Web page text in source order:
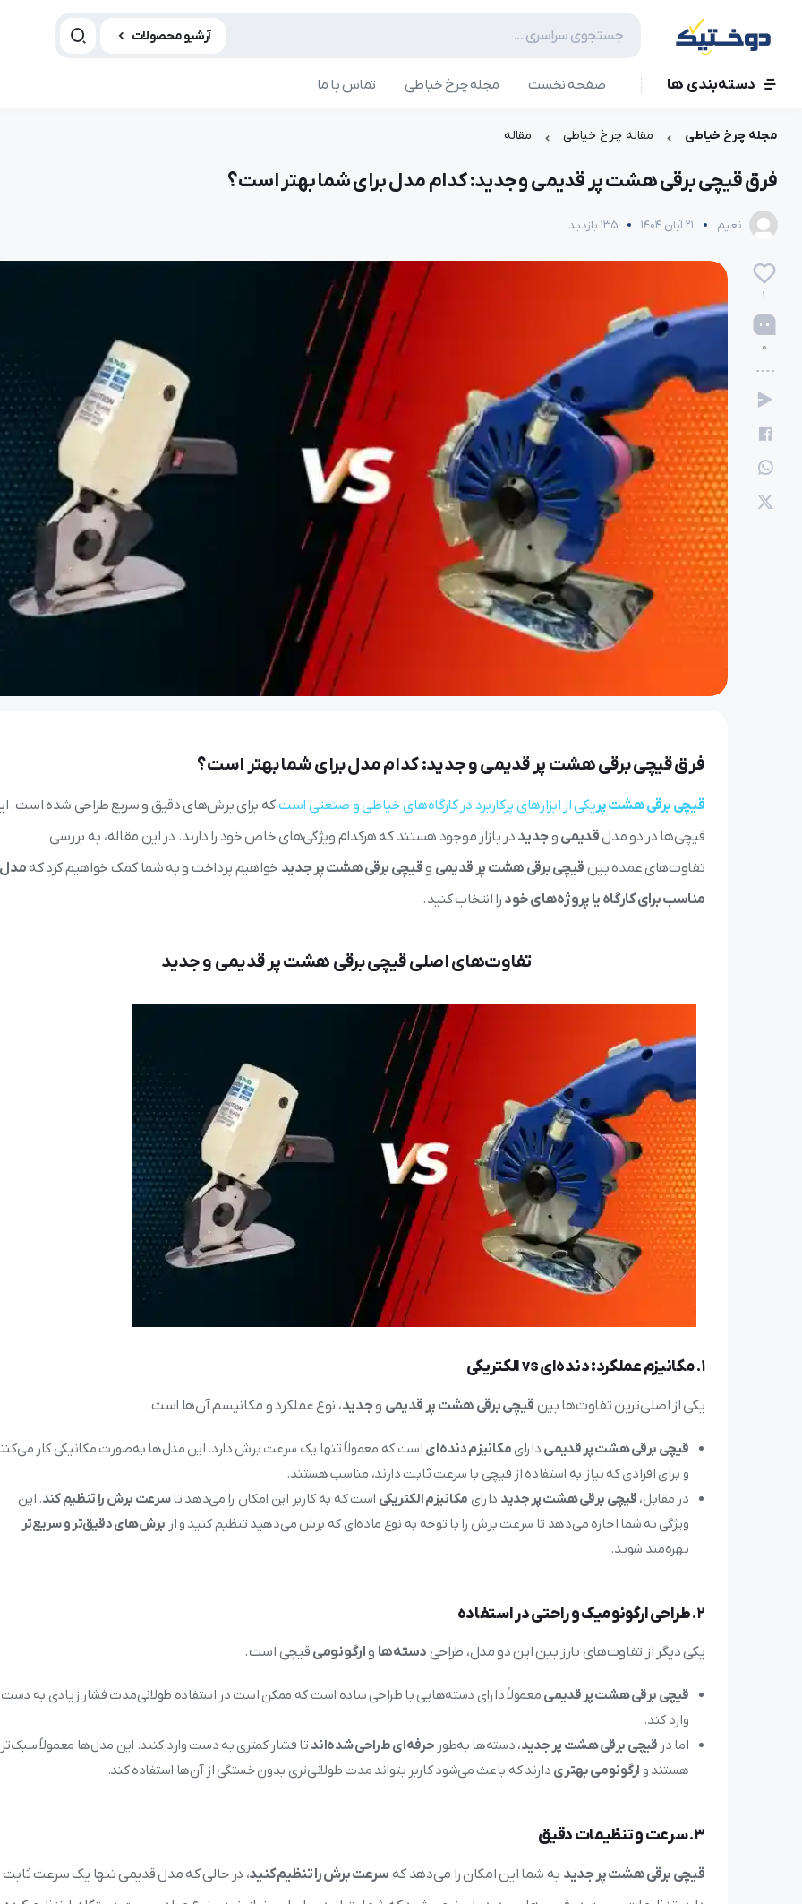
آرشیو محصولات
دسته‌بندی ها صفحه نخست مجله چرخ خیاطی تماس با ما
مجله چرخ خیاطی مقاله چرخ خیاطی مقاله
فرق قیچی برقی هشت پر قدیمی و جدید: کدام مدل برای شما بهتر است؟
نعیم 21 آبان 1404 135 بازدید
1
0
فرق قیچی برقی هشت پر قدیمی و جدید: کدام مدل برای شما بهتر است؟
قیچی برقی هشت پریکی از ابزارهای پرکاربرد در کارگاه‌های خیاطی و صنعتی استکه برای برش‌های دقیق و سریع طراحی شده است.
قیچی‌ها در دو مدلقدیمی وجدید در بازار موجود هستند که هرکدام ویژگی‌های خاص خود را دارند. در این مقاله، به بررسی
تفاوت‌های عمده بین قیچی برقی هشت پر قدیمی وقیچی برقی هشت پر جدید خواهیم پرداخت و به شما کمک خواهیم کرد کهمدل
مناسب برای کارگاه یا پروژه‌های خود را انتخاب کنید.
تفاوت‌های اصلی قیچی برقی هشت پر قدیمی و جدید
1. مکانیزم عملکرد: دنده‌ای vs الکتریکی
یکی از اصلی‌ترین تفاوت‌ها بین قیچی برقی هشت پر قدیمی وجدید، نوع عملکرد و مکانیسم آن‌ها است.
قیچی برقی هشت پر قدیمی دارای مکانیزم دنده‌ای است که معمولاً تنها یک سرعت برش دارد. این مدل‌ها به‌صورت مکانیکی کار
و برای افرادی که نیاز به استفاده از قیچی با سرعت ثابت دارند، مناسب هستند.
در مقابل، قیچی برقی هشت پر جدید دارای مکانیزم الکتریکی است که به کاربر این امکان را می‌دهد تاسرعت برش را تنظیم کند. این
ویژگی به شما اجازه می‌دهد تا سرعت برش را با توجه به نوع ماده‌ای که برش می‌دهید تنظیم کنید و از برش‌های دقیق‌تر و سریع‌تر
بهره‌مند شوید.
2. طراحی ارگونومیک و راحتی در استفاده
یکی دیگر از تفاوت‌های بارز بین این دو مدل، طراحی دسته‌ها وارگونومی قیچی است.
قیچی برقی هشت پر قدیمی معمولاً دارای دسته‌هایی با طراحی ساده است که ممکن است در استفاده طولانی‌مدت فشار زیادی به دست
وارد کند.
اما در قیچی برقی هشت پر جدید، دسته‌ها به‌طور حرفه‌ای طراحی شده‌اند تا فشار کمتری به دست وارد کنند. این مدل‌ها معمولاً سبک‌تر
هستند و ارگونومی بهتری دارند که باعث می‌شود کاربر بتواند مدت طولانی‌تری بدون خستگی از آن‌ها استفاده کند.
3. سرعت و تنظیمات دقیق
قیچی برقی هشت پر جدید به شما این امکان را می‌دهد که سرعت برش را تنظیم کنید، در حالی که مدل قدیمی تنها یک سرعت ثابت
امید 38 بازدید
بهترین چرخ خیاطی صنعتی برای تولیدی پوشاک کدام است؟
الهام